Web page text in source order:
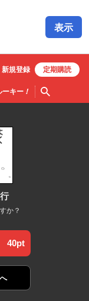
表示
ーキー！ 検索
新規登録 定期購読
か？
40pt